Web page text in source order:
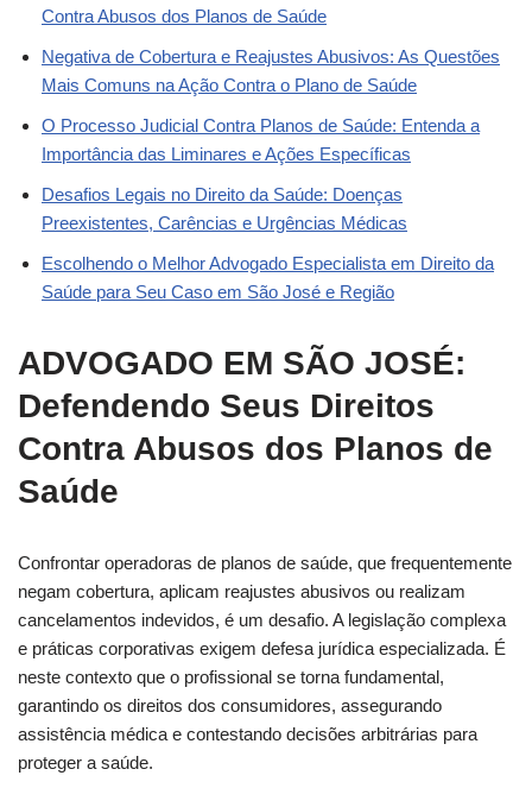
Contra Abusos dos Planos de Saúde
Negativa de Cobertura e Reajustes Abusivos: As Questões
Mais Comuns na Ação Contra o Plano de Saúde
O Processo Judicial Contra Planos de Saúde: Entenda a
Importância das Liminares e Ações Específicas
Desafios Legais no Direito da Saúde: Doenças
Preexistentes, Carências e Urgências Médicas
Escolhendo o Melhor Advogado Especialista em Direito da
Saúde para Seu Caso em São José e Região
ADVOGADO EM SÃO JOSÉ:
Defendendo Seus Direitos
Contra Abusos dos Planos de
Saúde
Confrontar operadoras de planos de saúde, que frequentemente
negam cobertura, aplicam reajustes abusivos ou realizam
cancelamentos indevidos, é um desafio. A legislação complexa
e práticas corporativas exigem defesa jurídica especializada. É
neste contexto que o profissional se torna fundamental,
garantindo os direitos dos consumidores, assegurando
assistência médica e contestando decisões arbitrárias para
proteger a saúde.